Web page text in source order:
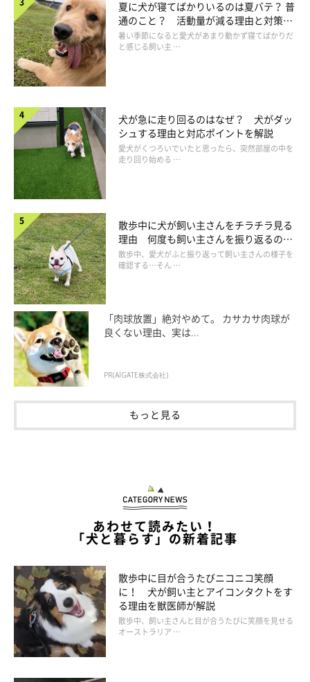
いぬのきもち投稿写真ギャラリー
いちじくの皮や葉、果肉にソラレンやフィシンといった中毒性の
ある成分が含まれます。犬が摂取すると口内が炎症を起こした
り、嘔吐やよだれの症状を引き起こしたりする場合も。種も多い
ので犬に与えない方がよいでしょう。
③プルーン
夏に犬が寝てばかりいるのは夏バテ？ 普
通のこと？ 活動量が減る理由と対策と
は
暑い季節になると愛犬があまり動かず寝てばかりだ
と感じる飼い主 …
犬が急に走り回るのはなぜ？ 犬がダッ
シュする理由と対応ポイントを解説
愛犬がくつろいでいたと思ったら、突然部屋の中を
走り回り始める …
散歩中に犬が飼い主さんをチラチラ見る
理由 何度も飼い主さんを振り返るのは
なぜ？
散歩中、愛犬がふと振り返って飼い主さんの様子を
確認する…そん …
「肉球放置」絶対やめて。 カサカサ肉球が
良くない理由、実は...
PR(AIGATE株式会社)
もっと見る
あわせて読みたい！
「犬と暮らす」の新着記事
散歩中に目が合うたびニコニコ笑顔
に！ 犬が飼い主とアイコンタクトをす
る理由を獣医師が解説
散歩中、飼い主さんと目が合うたびに笑顔を見せる
オーストラリア …